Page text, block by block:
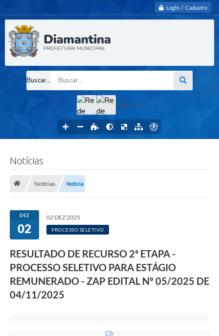
Login / Cadastro
Buscar...
Siga-nos
Notícias
Notícias Notícia
DEZ
02
02 DEZ 2025
PROCESSO SELETIVO
RESULTADO DE RECURSO 2ª ETAPA -
PROCESSO SELETIVO PARA ESTÁGIO
REMUNERADO - ZAP EDITAL Nº 05/2025 DE
04/11/2025